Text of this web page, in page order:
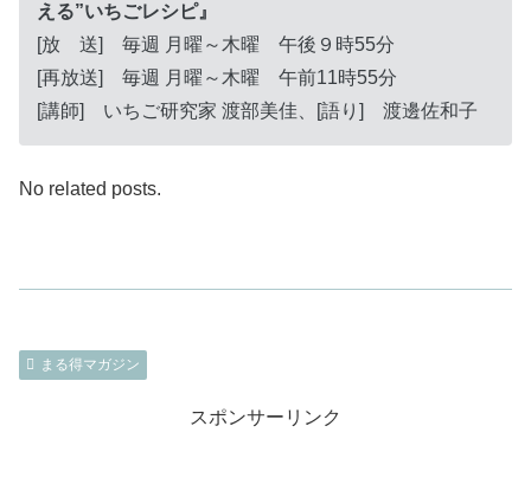
える”いちごレシピ』
[放 送] 毎週 月曜～木曜 午後９時55分
[再放送] 毎週 月曜～木曜 午前11時55分
[講師] いちご研究家 渡部美佳、[語り] 渡邊佐和子
No related posts.
まる得マガジン
スポンサーリンク